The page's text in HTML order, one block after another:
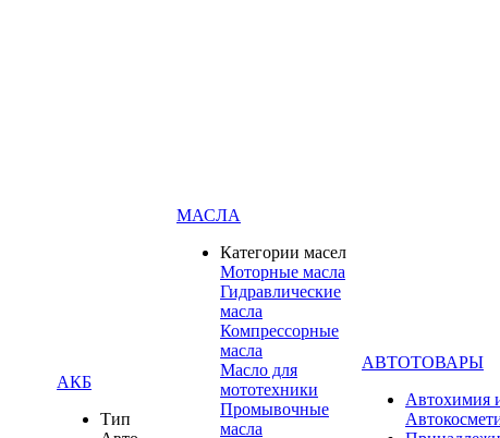
АКБ
Тип
МАСЛА
Категории масел
Моторные масла
Гидравлические
масла
Компрессорные
масла
Масло для
мототехники
Промывочные
масла
АВТОТОВАРЫ
Автохимия